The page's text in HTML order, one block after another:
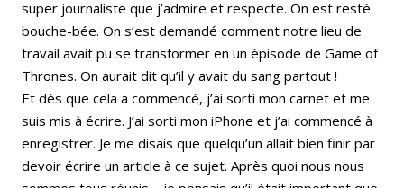
super journaliste que j’admire et respecte. On est resté
bouche-bée. On s’est demandé comment notre lieu de
travail avait pu se transformer en un épisode de Game of
Thrones. On aurait dit qu’il y avait du sang partout !
Et dès que cela a commencé, j’ai sorti mon carnet et me
suis mis à écrire. J’ai sorti mon iPhone et j’ai commencé à
enregistrer. Je me disais que quelqu’un allait bien finir par
devoir écrire un article à ce sujet. Après quoi nous nous